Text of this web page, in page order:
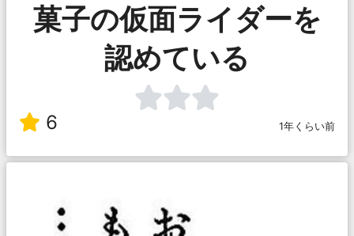
菓子の仮面ライダーを
認めている
6 1年くらい前